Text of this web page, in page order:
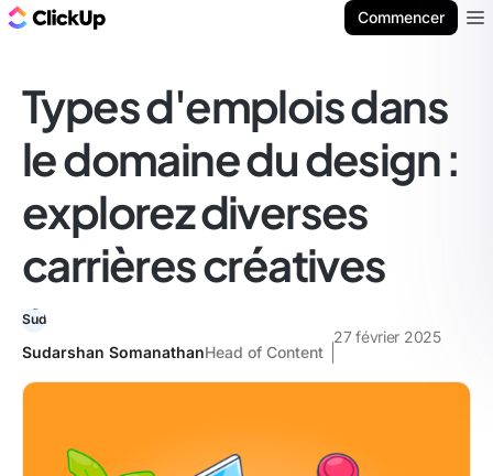
Commencer
Types d'emplois dans
le domaine du design :
explorez diverses
carrières créatives
Sudarshan SomanathanHead of Content
27 février 2025